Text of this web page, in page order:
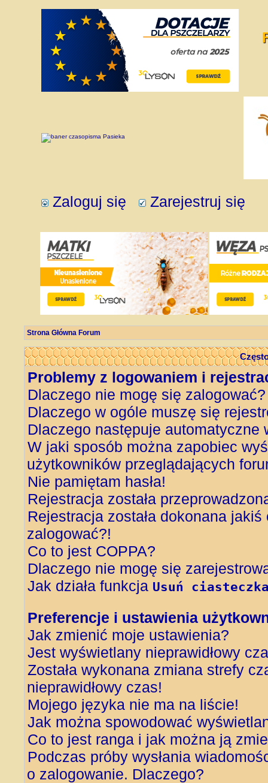
Zaloguj się Zarejestruj się
Strona Główna Forum
Problemy z logowaniem i
Dlaczego nie mogę się zalogować?
Dlaczego w ogóle muszę się
Dlaczego następuje automatyczne
W jaki sposób można zapobiec
użytkowników przeglądających
Nie pamiętam hasła!
Rejestracja została
Rejestracja została dokonana
zalogować?!
Co to jest COPPA?
Dlaczego nie mogę się
Jak działa funkcja Usuń
Preferencje i ustawienia
Jak zmienić moje ustawienia?
Jest wyświetlany nieprawidłowy
Została wykonana zmiana strefy
nieprawidłowy czas!
Mojego języka nie ma na liście!
Jak można spowodować
Co to jest ranga i jak można ją
Podczas próby wysłania
o zalogowanie. Dlaczego?